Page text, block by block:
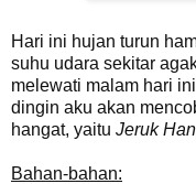
Hari ini hujan turun
suhu udara sekitar
melewati malam hari
dingin aku akan
hangat, yaitu Jeruk
Bahan-bahan: